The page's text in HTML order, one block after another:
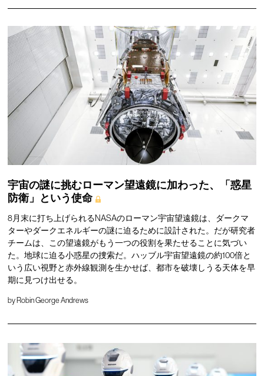
宇宙の謎に挑むローマン望遠鏡に加わった、「惑星
防衛」という使命
8月末に打ち上げられるNASAのローマン宇宙望遠鏡は、ダークマ
ターやダークエネルギーの謎に迫るために設計された。だが研究者
チームは、この望遠鏡がもう一つの役割を果たせることに気づい
た。地球に迫る小惑星の捜索だ。ハッブル宇宙望遠鏡の約100倍と
いう広い視野と赤外線観測を生かせば、都市を破壊しうる天体を早
期に見つけ出せる。
by Robin George Andrews